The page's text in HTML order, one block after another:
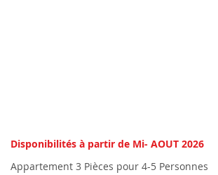
Disponibilités à partir de Mi- AOUT 2026
Appartement 3 Pièces pour 4-5 Personnes